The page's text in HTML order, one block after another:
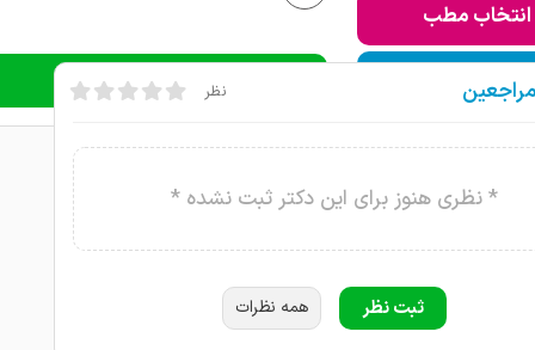
انتخاب مطب
به لیست من
دریافت نوبت تلفنی نظر
* نظری هنوز برای این دکتر ثبت نشده *
ثبت نظر همه نظرات